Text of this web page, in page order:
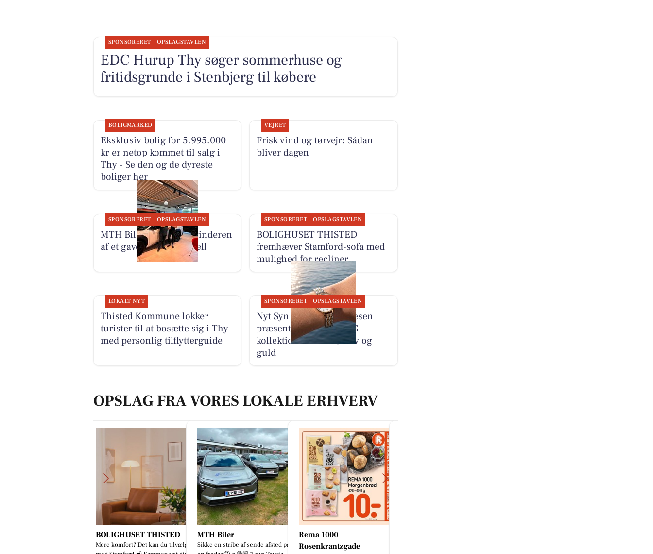
SPONSORERET OPSLAGSTAVLEN
EDC Hurup Thy søger sommerhuse og
fritidsgrunde i Stenbjerg til købere
BOLIGMARKED
Eksklusiv bolig for 5.995.000
kr er netop kommet til salg i
Thy - Se den og de dyreste
boliger her
VEJRET
Frisk vind og tørvejr: Sådan
bliver dagen
SPONSORERET OPSLAGSTAVLEN
MTH Biler har fundet vinderen
af et gavekort til Comwell
SPONSORERET OPSLAGSTAVLEN
BOLIGHUSET THISTED
fremhæver Stamford-sofa med
mulighed for recliner
LOKALT NYT
Thisted Kommune lokker
turister til at bosætte sig i Thy
med personlig tilflytterguide
SPONSORERET OPSLAGSTAVLEN
Nyt Syn Brøndum Jeppesen
præsenterer ny BERING-
kollektion i bicolor, sølv og
guld
OPSLAG FRA VORES LOKALE ERHVERV
BOLIGHUSET THISTED
Mere komfort? Det kan du tilvælge
MTH Biler
Sikke en stribe af sende afsted på
Rema 1000
Rosenkrantzgade